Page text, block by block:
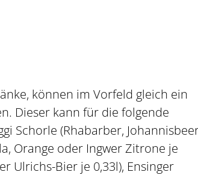
können im Vorfeld gleich ein
Dieser kann für die folgende
Schorle (Rhabarber,
Orange oder Ingwer Zitrone je
Ulrichs-Bier je 0,33l), Ensinger